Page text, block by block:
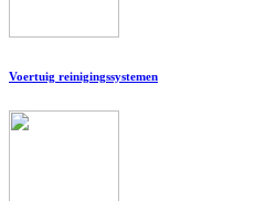
Voertuig reinigingssystemen